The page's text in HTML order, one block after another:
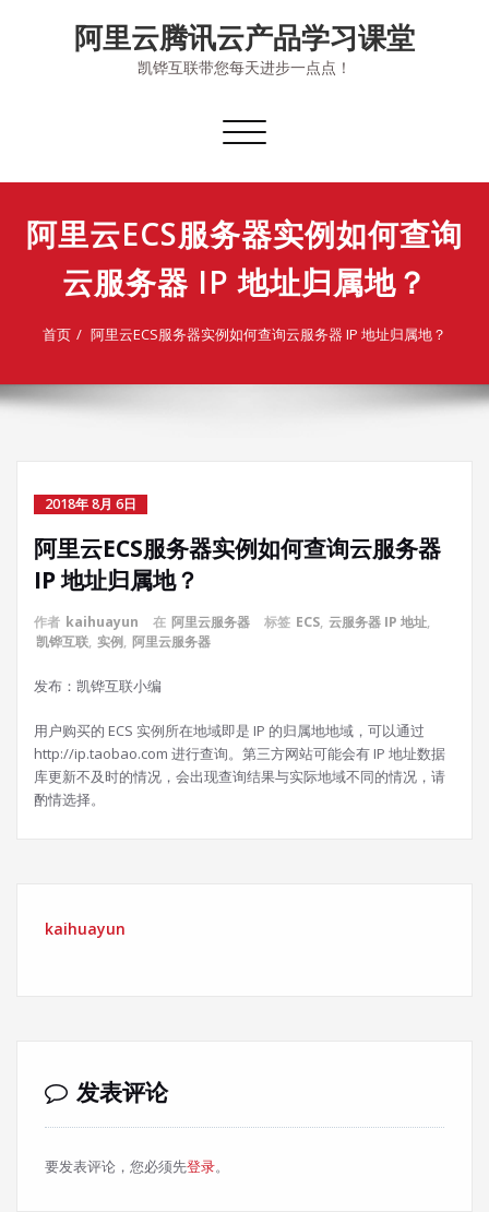
阿里云腾讯云产品学习课堂
凯铧互联带您每天进步一点点！
切
导
阿里云ECS服务器实例如何查询
云服务器 IP 地址归属地？
首页 阿里云ECS服务器实例如何查询云服务器 IP 地址归属地？
2018年 8月 6日
阿里云ECS服务器实例如何查询云服务器
IP 地址归属地？
作者 kaihuayun 在 阿里云服务器 标签 ECS, 云服务器 IP 地址,
凯铧互联, 实例, 阿里云服务器
发布：凯铧互联小编
用户购买的 ECS 实例所在地域即是 IP 的归属地地域，可以通过
http://ip.taobao.com 进行查询。第三方网站可能会有 IP 地址数据
库更新不及时的情况，会出现查询结果与实际地域不同的情况，请
酌情选择。
kaihuayun
发表评论
要发表评论，您必须先登录。